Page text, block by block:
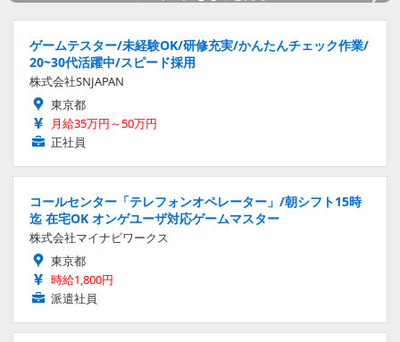
ゲームテスター/未経験OK/研修充実/かんたんチェック作業/
20~30代活躍中/スピード採用
株式会社SNJAPAN
東京都
月給35万円～50万円
正社員
コールセンター「テレフォンオペレーター」/朝シフト15時
迄 在宅OK オンゲユーザ対応ゲームマスター
株式会社マイナビワークス
東京都
時給1,800円
派遣社員